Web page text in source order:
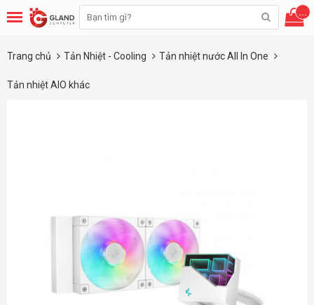
...
Trang chủ Tản Nhiệt - Cooling Tản nhiệt nước All In One
Tản nhiệt AIO khác